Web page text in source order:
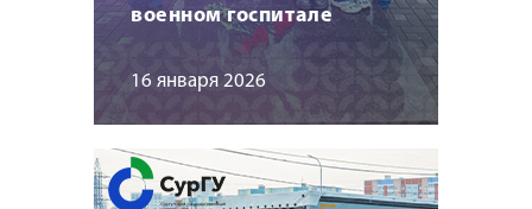
военном госпитале
16 января 2026